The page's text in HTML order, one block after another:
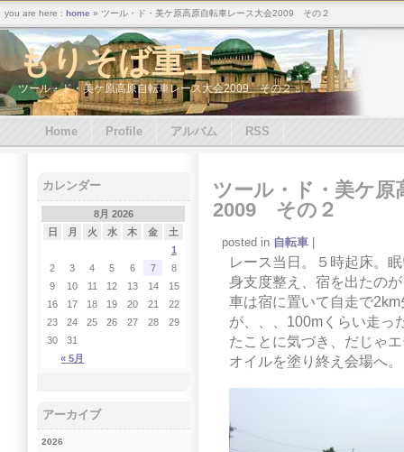
もりそば重工
ツール・ド・美ケ原高原自転車レース大会2009 その２
ツール・ド・美ケ原
2009 その２
posted in 自転車 |
レース当日。５時起床。
身支度整え、宿を出たの
車は宿に置いて自走で
が、、、100mくらい走っ
たことに気づき、だじゃ
オイルを塗り終え会場へ。
カレンダー
8月 2026
日
月 火 水 木 金 土
« 5月
1
2
3 4 5 6 7
8
9
10 11 12 13 14
15
16
17 18 19 20 21
22
23
24 25 26 27 28
29
30
31
アーカイブ
2026
Home Profile アルバム RSS
you are here : home » ツール・ド・美ケ原高原自転車レース大会2009 その２